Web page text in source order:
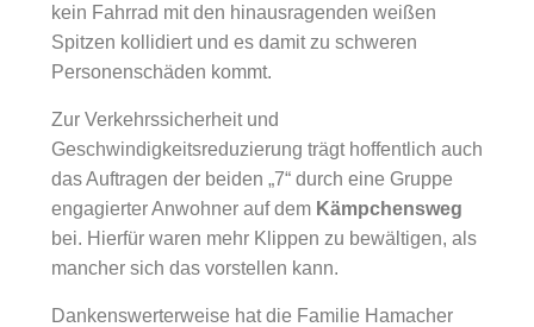
kein Fahrrad mit den hinausragenden weißen
Spitzen kollidiert und es damit zu schweren
Personenschäden kommt.
Zur Verkehrssicherheit und
Geschwindigkeitsreduzierung trägt hoffentlich auch
das Auftragen der beiden „7“ durch eine Gruppe
engagierter Anwohner auf dem Kämpchensweg
bei. Hierfür waren mehr Klippen zu bewältigen, als
mancher sich das vorstellen kann.
Dankenswerterweise hat die Familie Hamacher